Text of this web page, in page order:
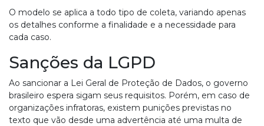
O modelo se aplica a todo tipo de coleta, variando apenas
os detalhes conforme a finalidade e a necessidade para
cada caso.
Sanções da LGPD
Ao sancionar a Lei Geral de Proteção de Dados, o governo
brasileiro espera sigam seus requisitos. Porém, em caso de
organizações infratoras, existem punições previstas no
texto que vão desde uma advertência até uma multa de